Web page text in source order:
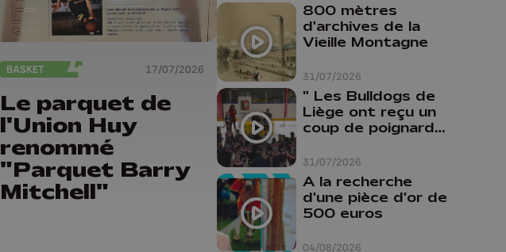
BASKET 17/07/2026
Le parquet de
l'Union Huy
renommé
"Parquet Barry
Mitchell"
31/07/2026
800 mètres
d'archives de la
Vieille Montagne
31/07/2026
" Les Bulldogs de
Liège ont reçu un
coup de poignard
04/08/2026
A la recherche
d'une pièce d'or de
500 euros